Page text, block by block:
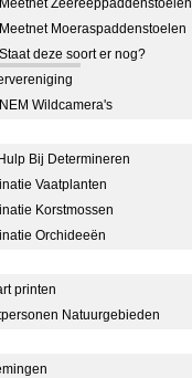
Meetnet Zeereeppaddenstoelen
Meetnet Moeraspaddenstoelen
Staat deze soort er nog?
NEM Wildcamera's
Bij Determineren
Vaatplanten
Korstmossen
Orchideeën
printen
Natuurgebieden